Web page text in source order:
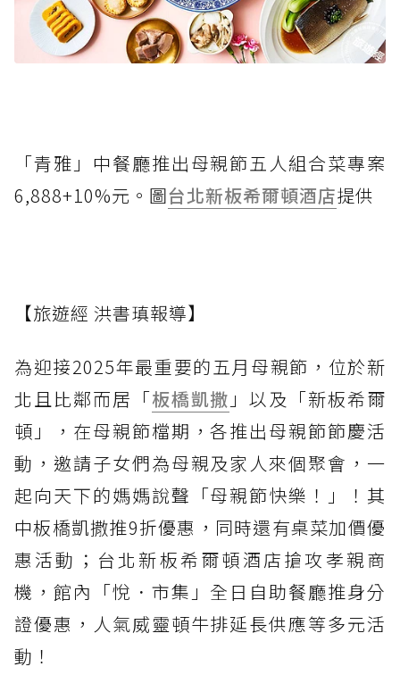
「青雅」中餐廳推出母親節五人組合菜專案
6,888+10%元。圖台北新板希爾頓酒店提供
【旅遊經 洪書瑱報導】
為迎接2025年最重要的五月母親節，位於新
北且比鄰而居「板橋凱撒 」以及「新板希爾
頓」，在母親節檔期，各推出母親節節慶活
動，邀請子女們為母親及家人來個聚會，一
起向天下的媽媽說聲「母親節快樂！」！其
中板橋凱撒推9折優惠，同時還有桌菜加價優
惠活動；台北新板希爾頓酒店搶攻孝親商
機，館內「悅．市集」全日自助餐廳推身分
證優惠，人氣威靈頓牛排延長供應等多元活
動！